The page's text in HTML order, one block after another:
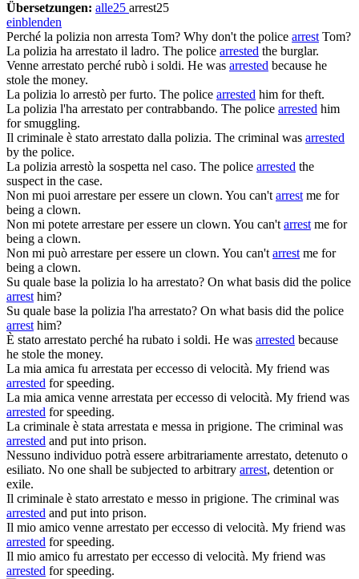
Übersetzungen: alle25 arrest25
einblenden
Perché la polizia non arresta Tom? Why don't the police arrestTom?
La polizia ha arrestato il ladro. The police arrested the burglar.
Venne arrestato perché rubò i soldi. He was arrested because he
stole the money.
La polizia lo arrestò per furto. The police arrested him for theft.
La polizia l'ha arrestato per contrabbando. The police arrested him
for smuggling.
Il criminale è stato arrestato dalla polizia. The criminal was arrested
by the police.
La polizia arrestò la sospetta nel caso. The police arrested the
suspect in the case.
Non mi puoi arrestare per essere un clown. You can'tarrestme for
being a clown.
Non mi potete arrestare per essere un clown. You can'tarrestme for
being a clown.
Non mi può arrestare per essere un clown. You can'tarrestme for
being a clown.
Su quale base la polizia lo ha arrestato? On what basis did the police
arresthim?
Su quale base la polizia l'ha arrestato? On what basis did the police
arresthim?
È stato arrestato perché ha rubato i soldi. He was arrested because
he stole the money.
La mia amica fu arrestata per eccesso di velocità. My friend was
arrested for speeding.
La mia amica venne arrestata per eccesso di velocità. My friend was
arrested for speeding.
La criminale è stata arrestata e messa in prigione. The criminal was
arrested and put into prison.
Nessuno individuo potrà essere arbitrariamente arrestato, detenuto o
esiliato. No one shall be subjected to arbitrary arrest, detention or
exile.
Il criminale è stato arrestato e messo in prigione. The criminal was
arrested and put into prison.
Il mio amico venne arrestato per eccesso di velocità. My friend was
arrested for speeding.
Il mio amico fu arrestato per eccesso di velocità. My friend was
arrested for speeding.